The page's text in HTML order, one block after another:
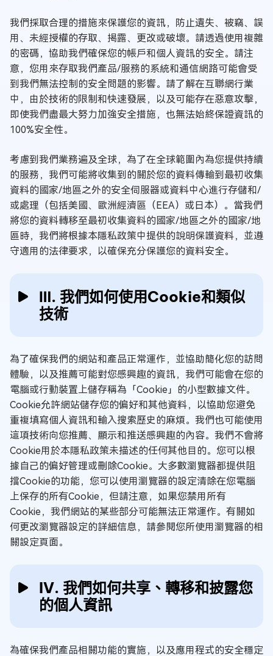
我們採取合理的措施來保護您的資訊，防止遺失、被竊、誤
用、未經授權的存取、揭露、更改或破壞。請透過使用複雜
的密碼，協助我們確保您的帳戶和個人資訊的安全。請注
意，您用來存取我們產品/服務的系統和通信網路可能會受
到我們無法控制的安全問題的影響。請了解在互聯網行業
中，由於技術的限制和快速發展，以及可能存在惡意攻擊，
即使我們盡最大努力加強安全措施，也無法始終保證資訊的
100%安全性。
考慮到我們業務遍及全球，為了在全球範圍內為您提供持續
的服務，我們可能將收集到的關於您的資料傳輸到最初收集
資料的國家/地區之外的安全伺服器或資料中心進行存儲和/
或處理（包括美國、歐洲經濟區（EEA）或日本）。當我們
將您的資料轉移至最初收集資料的國家/地區之外的國家/地
區時，我們將根據本隱私政策中提供的說明保護資料，並遵
守適用的法律要求，以確保充分保護您的資料安全。
Ⅲ. 我們如何使用Cookie和類似
技術
為了確保我們的網站和產品正常運作，並協助簡化您的訪問
體驗，以及推薦可能對您感興趣的資訊，我們可能會在您的
電腦或行動裝置上儲存稱為「Cookie」的小型數據文件。
Cookie允許網站儲存您的偏好和其他資料，以協助您避免
重複填寫個人資訊和輸入搜索歷史的麻煩。我們也可能使用
這項技術向您推薦、顯示和推送感興趣的內容。我們不會將
Cookie用於本隱私政策未描述的任何其他目的。您可以根
據自己的偏好管理或刪除Cookie。大多數瀏覽器都提供阻
擋Cookie的功能，您可以使用瀏覽器的設定清除在您電腦
上保存的所有Cookie，但請注意，如果您禁用所有
Cookie，我們網站的某些部分可能無法正常運作。有關如
何更改瀏覽器設定的詳細信息，請參閱您所使用瀏覽器的相
關設定頁面。
IV. 我們如何共享、轉移和披露您
的個人資訊
為確保我們產品相關功能的實施，以及應用程式的安全穩定